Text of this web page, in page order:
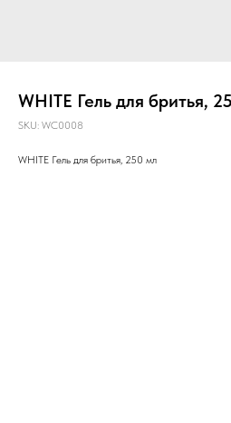
WHITE Гель для бритья,
SKU: WC0008
WHITE Гель для бритья, 250 мл